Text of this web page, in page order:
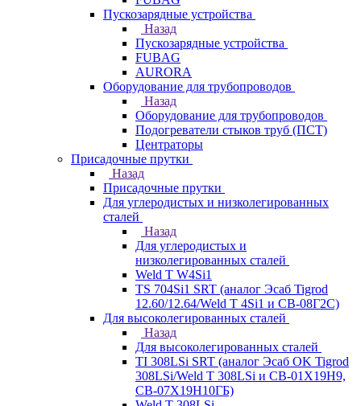
Пускозарядные устройства
Назад
Пускозарядные устройства
FUBAG
AURORA
Оборудование для трубопроводов
Назад
Оборудование для трубопроводов
Подогреватели стыков труб (ПСТ)
Центраторы
Присадочные прутки
Назад
Присадочные прутки
Для углеродистых и низколегированных
сталей
Назад
Для углеродистых и
низколегированных сталей
Weld T W4Si1
TS 704Si1 SRT (аналог Эсаб Tigrod
12.60/12.64/Weld T 4Si1 и СВ-08Г2С)
Для высоколегированных сталей
Назад
Для высоколегированных сталей
TI 308LSi SRT (аналог Эсаб OK Tigrod
308LSi/Weld T 308LSi и СВ-01Х19Н9,
СВ-07Х19Н10ГБ)